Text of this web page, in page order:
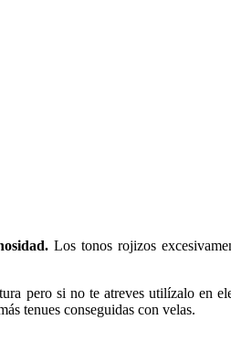
Los tonos rojizos
pero si no te atreves utilízalo en
tenues conseguidas con velas.